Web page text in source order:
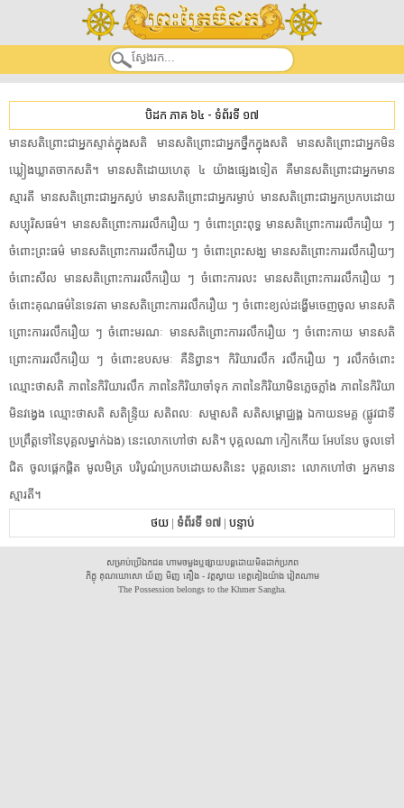
បិដក ភាគ ៦៤ - ទំព័រទី ១៧
មានសតិ​ព្រោះ​ជា​អ្នក​ស្ទាត់​ក្នុង​សតិ​ មានសតិ​ព្រោះ​ជា​អ្នក​ថ្នឹក​ក្នុង​សតិ​ មានសតិ​ព្រោះ​ជា​អ្នក​មិន​
ឃ្លៀងឃ្លាត​ចាក​សតិ​។ មានសតិ​ដោយហេតុ​ ៤ យ៉ាង​ផ្សេងទៀត​ គឺ​មានសតិ​ព្រោះ​ជា​អ្នកមាន​
ស្មារតី​ មានសតិ​ព្រោះ​ជា​អ្នក​ស្ងប់​ មានសតិ​ព្រោះ​ជា​អ្នក​រម្ងាប់​ មានសតិ​ព្រោះ​ជា​អ្នក​ប្រកប​ដោយ​
សប្បុ​រិ​សធម៌​។ មានសតិ​ព្រោះ​ការ​រលឹក​រឿយ​ ៗ ចំពោះ​ព្រះពុទ្ធ​ មានសតិ​ព្រោះ​ការ​រលឹក​រឿយ​ ៗ
ចំពោះ​ព្រះធម៌​ មានសតិ​ព្រោះ​ការ​រលឹក​រឿយ​ ៗ ចំពោះ​ព្រះសង្ឃ​ មានសតិ​ព្រោះ​ការ​រលឹក​រឿយ​ៗ
ចំពោះ​សីល​ មានសតិ​ព្រោះ​ការ​រលឹក​រឿយ​ ៗ ចំពោះ​ការ​លះ​ មានសតិ​ព្រោះ​ការ​រលឹក​រឿយ​ ៗ
ចំពោះ​គុណ​ធម៌​នៃ​ទេវតា​ មានសតិ​ព្រោះ​ការ​រលឹក​រឿយ​ ៗ ចំពោះ​ខ្យល់​ដង្ហើម​ចេញចូល​ មានសតិ​
ព្រោះ​ការ​រលឹក​រឿយ​ ៗ ចំពោះ​មរ​ណៈ​ មានសតិ​ព្រោះ​ការ​រលឹក​រឿយ​ ៗ ចំពោះ​កាយ​ មានសតិ​
ព្រោះ​ការ​រលឹក​រឿយ​ ៗ ចំពោះ​ឧប​សមៈ​ គឺ​និព្វាន​។ កិរិយា​រលឹក​ រលឹក​រឿយ​ ៗ រលឹក​ចំពោះ​
ឈ្មោះថា​សតិ​ ភាព​នៃ​កិរិយា​រលឹក​ ភាព​នៃ​កិរិយា​ចាំទុក​ ភាព​នៃ​កិរិយា​មិន​ភ្លេច​ភ្លាំង​ ភាព​នៃ​កិរិយា​
មិន​វង្វេង​ ឈ្មោះថា​សតិ​ សតិ​ន្ទ្រិ​យ សតិ​ពលៈ​ សម្មាសតិ​ សតិ​សម្ពោ​ជ្ឈង្គ​ ឯកាយនមគ្គ​ (ផ្លូវ​ជាទី​
ប្រព្រឹត្តទៅ​នៃ​បុគ្គល​ម្នា​ក់​ឯង​) នេះ​លោក​ហៅ​ថា​ សតិ​។ បុគ្គល​ណា​ កៀកកើយ​ អែបនែប​ ចូល​ទៅ​
ជិត​ ចូល​ផ្តេកផ្តិត​ មូល​មិត្រ​ បរិបូណ៌​ប្រកបដោយ​សតិ​នេះ​ បុគ្គល​នោះ​ លោក​ហៅថា​ អ្នក​មាន
ស្មារតី​។
ថយ| ទំព័រទី ១៧| បន្ទាប់
សម្រាប់ប្រើឯកជន ហាមចម្លងឬផ្សាយបន្តដោយមិនដាក់ប្រភព
ភិក្ខុ គុណឃោសោ យ័ញ មិញ គឿង - វត្តស្វាយ ខេត្តគៀងយ៉ាង វៀតណាម
The Possession belongs to the Khmer Sangha.